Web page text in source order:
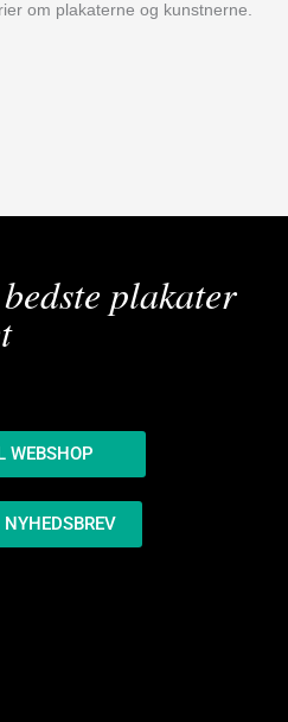
om plakaterne og kunstnerne.
plakater
WEBSHOP